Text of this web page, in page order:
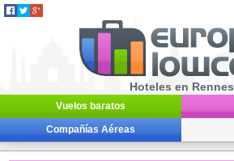
Hoteles en Rennes
Vuelos baratos
Compañías Aéreas